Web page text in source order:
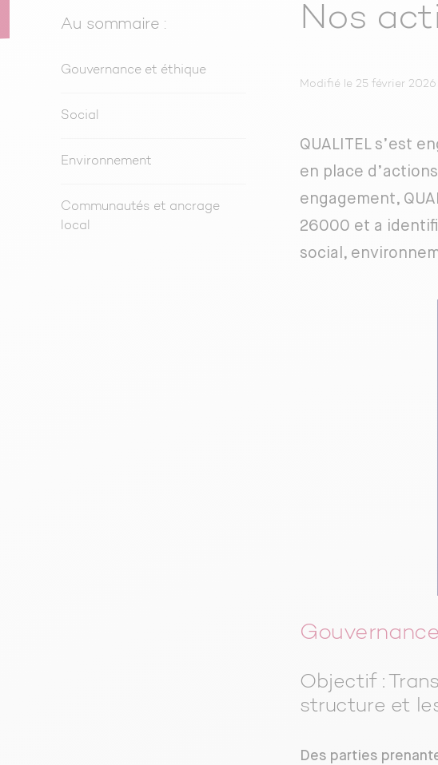
Au sommaire :
Gouvernance et éthique
Social
Environnement
Communautés et ancrage
local
Nos
Modifié le 25 février 2026
QUALITEL s’est
en place
engagement,
26000 et a
social,
Objectif :
structure et
Des parties